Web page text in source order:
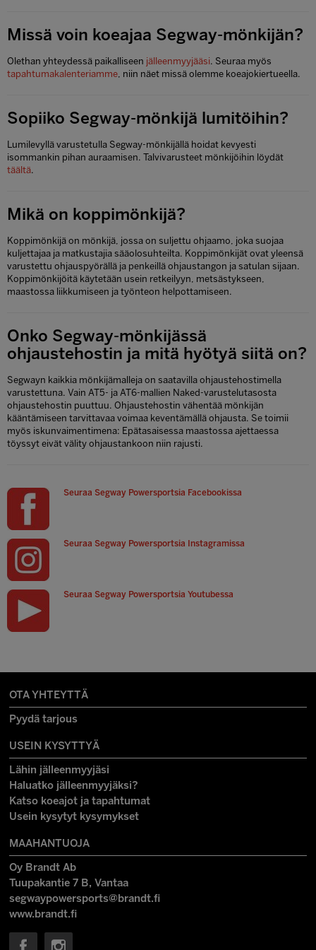
Missä voin koeajaa Segway-mönkijän?
Olethan yhteydessä paikalliseen jälleenmyyjääsi. Seuraa myös
tapahtumakalenteriamme, niin näet missä olemme koeajokiertueella.
Sopiiko Segway-mönkijä lumitöihin?
Lumilevyllä varustetulla Segway-mönkijällä hoidat kevyesti
isommankin pihan auraamisen. Talvivarusteet mönkijöihin löydät
täältä.
Mikä on koppimönkijä?
Koppimönkijä on mönkijä, jossa on suljettu ohjaamo, joka suojaa
kuljettajaa ja matkustajia sääolosuhteilta. Koppimönkijät ovat yleensä
varustettu ohjauspyörällä ja penkeillä ohjaustangon ja satulan sijaan.
Koppimönkijöitä käytetään usein retkeilyyn, metsästykseen,
maastossa liikkumiseen ja työnteon helpottamiseen.
Onko Segway-mönkijässä
ohjaustehostin ja mitä hyötyä siitä on?
Segwayn kaikkia mönkijämalleja on saatavilla ohjaustehostimella
varustettuna. Vain AT5- ja AT6-mallien Naked-varustelutasosta
ohjaustehostin puuttuu. Ohjaustehostin vähentää mönkijän
kääntämiseen tarvittavaa voimaa keventämällä ohjausta. Se toimii
myös iskunvaimentimena: Epätasaisessa maastossa ajettaessa
töyssyt eivät välity ohjaustankoon niin rajusti.
Seuraa Segway Powersportsia Facebookissa
Seuraa Segway Powersportsia Instagramissa
Seuraa Segway Powersportsia Youtubessa
OTA YHTEYTTÄ
Pyydä tarjous
USEIN KYSYTTYÄ
Lähin jälleenmyyjäsi
Haluatko jälleenmyyjäksi?
Katso koeajot ja tapahtumat
Usein kysytyt kysymykset
MAAHANTUOJA
Oy Brandt Ab
Tuupakantie 7 B, Vantaa
segwaypowersports@brandt.fi
www.brandt.fi